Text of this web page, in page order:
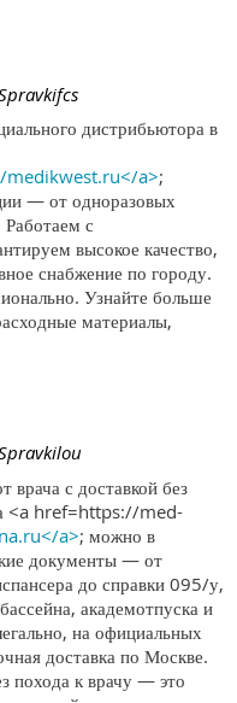
дистрибьютора в
medikwest.ru</a>;
— от одноразовых
Работаем с
высокое качество,
снабжение по городу.
Узнайте больше
материалы,
врача с доставкой без
<a href=https://med-
a>; можно в
документы — от
до справки 095/у,
академотпуска и
на официальных
доставка по Москве.
похода к врачу — это